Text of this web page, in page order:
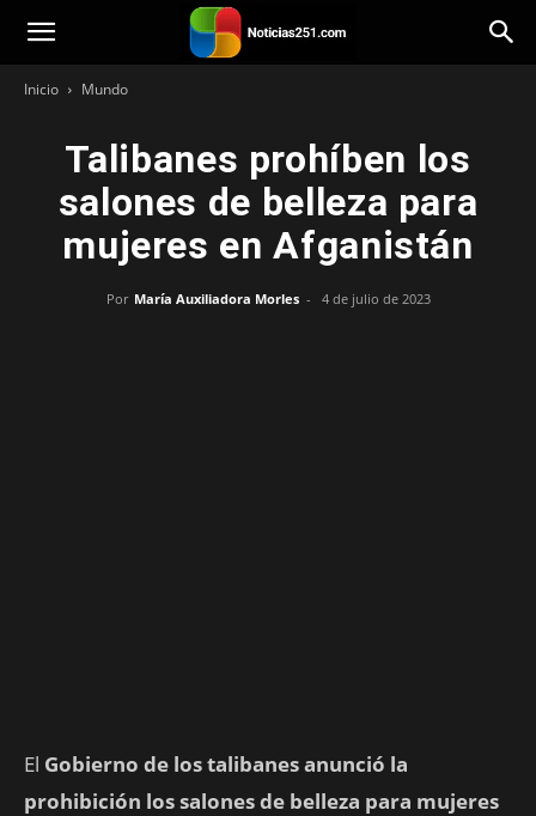
Noticias251
Inicio Mundo
Talibanes prohíben los
salones de belleza para
mujeres en Afganistán
Por María Auxiliadora Morles - 4 de julio de 2023
El Gobierno de los talibanes anunció la
prohibición los salones de belleza para mujeres